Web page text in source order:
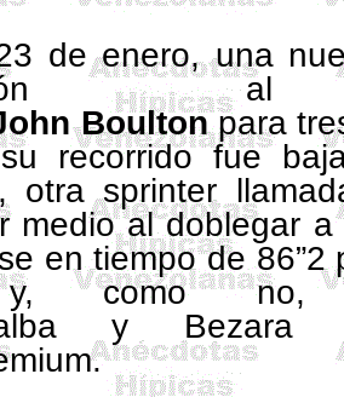
de enero, una
al
Boultonpara
recorrido fue
otra sprinter
medio al doblegar
en tiempo de 86”2
y, como
y Bezara